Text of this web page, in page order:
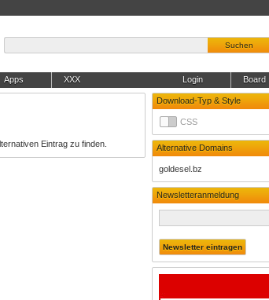
Suchen
Apps XXX Board
Login
Download-Typ & Style
CSS
Alternative Domains
goldesel.bz
Newsletteranmeldung
Eintrag zu finden.